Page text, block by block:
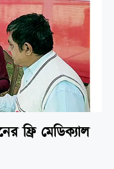
ফ্রি মেডিক্যাল